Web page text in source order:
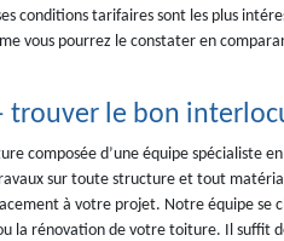
conditions tarifaires sont les plus
vous pourrez le constater en
trouver le bon
composée d’une équipe spécialiste
sur toute structure et tout
à votre projet. Notre équipe se
la rénovation de votre toiture. Il suffit